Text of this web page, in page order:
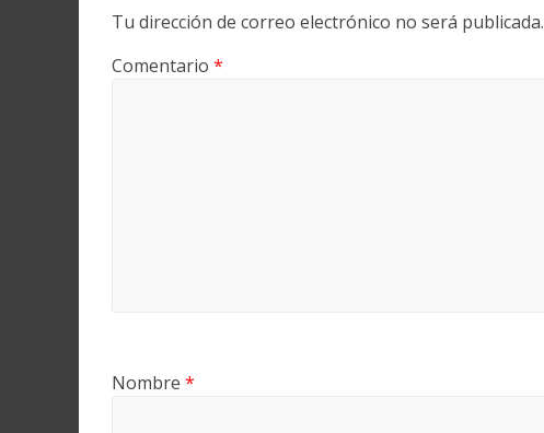
Tu dirección de correo electrónico no será publicada.
Comentario *
Nombre *